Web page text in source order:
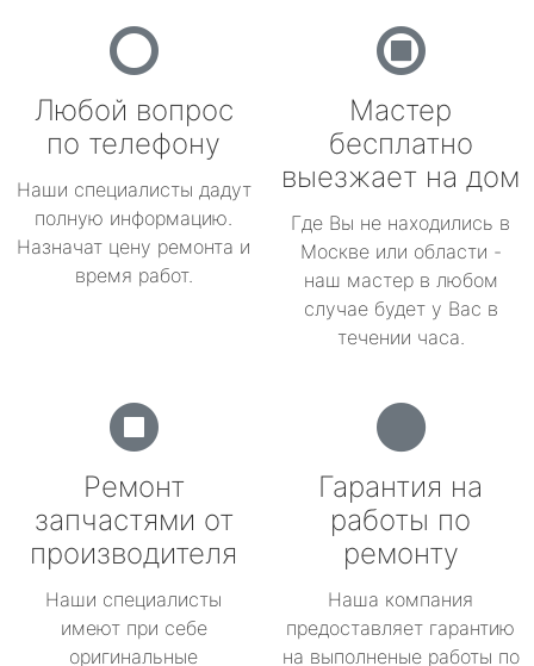
Любой вопрос
по телефону
Наши специалисты дадут
полную информацию.
Назначат цену ремонта и
время работ.
Мастер
бесплатно
выезжает на дом
Где Вы не находились в
Москве или области -
наш мастер в любом
случае будет у Вас в
течении часа.
Ремонт
запчастями от
производителя
Наши специалисты
имеют при себе
оригинальные
Гарантия на
работы по
ремонту
Наша компания
предоставляет гарантию
на выполненые работы по